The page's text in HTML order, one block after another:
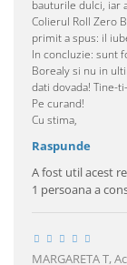
bauturile dulci, iar
Colierul Roll Zero
primit a spus: il
In concluzie: sunt
Borealy si nu in
dati dovada! Tine-
Pe curand!
Cu stima,
Raspunde
A fost util acest
1 persoana a
MARGARETA T,